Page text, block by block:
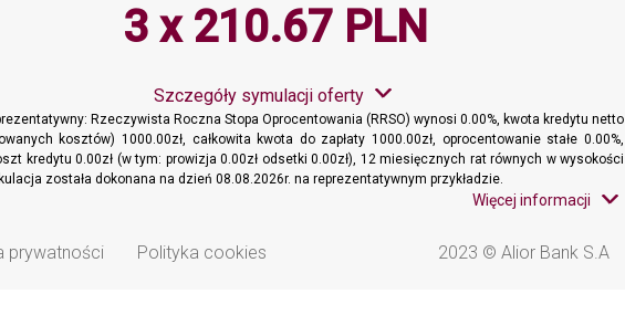
3 x 210.67 PLN
Szczegóły symulacji oferty
Rzeczywista Roczna Stopa Oprocentowania (RRSO) wynosi 0.00%, kwota kredytu netto
kosztów) 1000.00zł, całkowita kwota do zapłaty 1000.00zł, oprocentowanie stałe 0.00%,
kredytu 0.00zł (w tym: prowizja 0.00zł odsetki 0.00zł), 12 miesięcznych rat równych w wysokości
została dokonana na dzień 08.08.2026r. na reprezentatywnym przykładzie.
Więcej informacji
prywatności Polityka cookies 2023 © Alior Bank S.A